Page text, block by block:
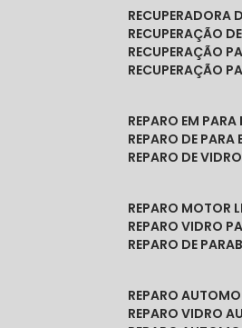
RECUPERADORA
RECUPERAÇÃO
RECUPERAÇÃO
RECUPERAÇÃO
REPARO EM
REPARO DE
REPARO DE
REPARO MOTOR
REPARO VIDRO
REPARO DE
REPARO
REPARO VIDRO